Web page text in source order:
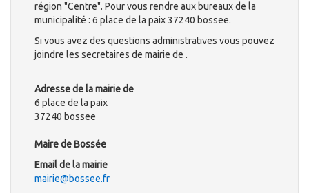
région "Centre". Pour vous rendre aux bureaux de la
municipalité : 6 place de la paix 37240 bossee.
Si vous avez des questions administratives vous pouvez
joindre les secretaires de mairie de .
Adresse de la mairie de
6 place de la paix
37240 bossee
Maire de Bossée
Email de la mairie
mairie@bossee.fr